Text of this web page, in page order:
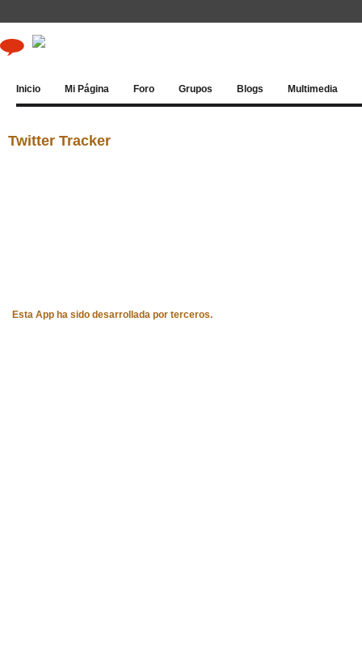
Inicio Mi Página Foro Grupos Blogs Multimedia
Twitter Tracker
Esta App ha sido desarrollada por terceros.